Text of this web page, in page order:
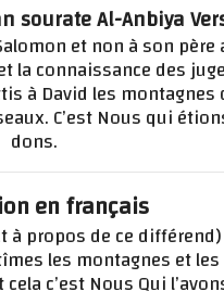
sourate Al-Anbiya
et non à son père
la connaissance des
à David les
C’est Nous qui
dons.
en français
propos de ce
les montagnes et
c’est Nous Qui